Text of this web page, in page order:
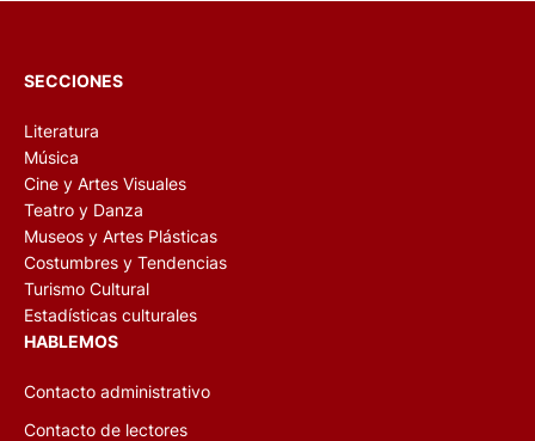
SECCIONES
Literatura
Música
Cine y Artes Visuales
Teatro y Danza
Museos y Artes Plásticas
Costumbres y Tendencias
Turismo Cultural
Estadísticas culturales
HABLEMOS
Contacto administrativo
Contacto de lectores